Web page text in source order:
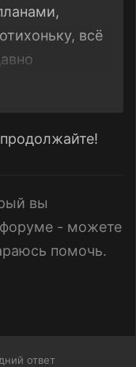
всё
целью
еще можно
вы
форуме - можете
помочь.
ответ